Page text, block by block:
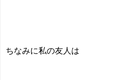
ちなみに私の友人は